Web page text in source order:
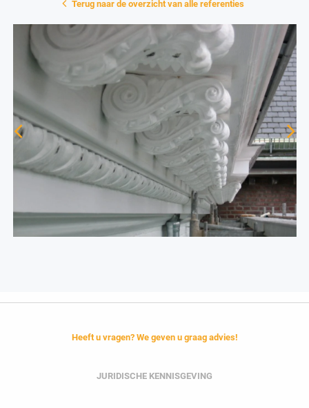
Terug naar de overzicht van alle referenties
Heeft u vragen? We geven u graag advies!
JURIDISCHE KENNISGEVING